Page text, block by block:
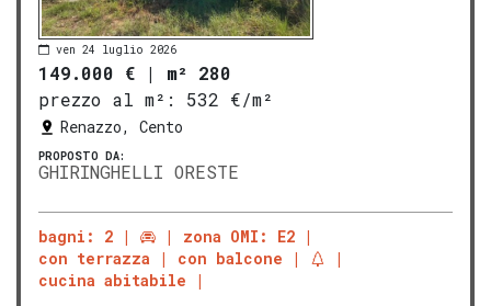
ven 24 luglio 2026
149.000 € | m² 280
prezzo al m²:
532 €/m²
Renazzo, Cento
PROPOSTO DA:
GHIRINGHELLI ORESTE
bagni: 2
zona OMI: E2
con terrazza
con balcone
cucina abitabile